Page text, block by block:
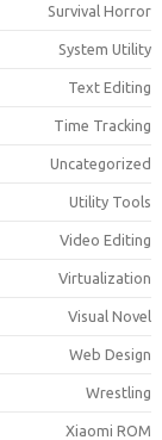
Survival
System
Text
Time
Utility
Video
Visual
Web
Xiaomi